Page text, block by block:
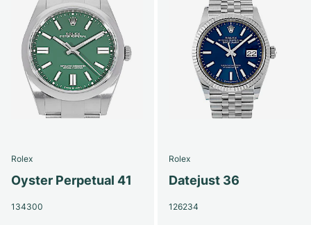
Rolex
Oyster Perpetual 41
134300
Rolex
Datejust 36
126234